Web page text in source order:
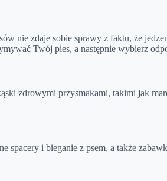
nie zdaje sobie sprawy z faktu, że
Twój pies, a następnie wybierz
zdrowymi przysmakami, takimi jak
i bieganie z psem, a także